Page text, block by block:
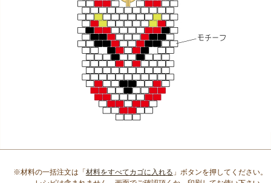
※材料の一括注文は「材料をすべてカゴに入れる 」ボタンを押してください。